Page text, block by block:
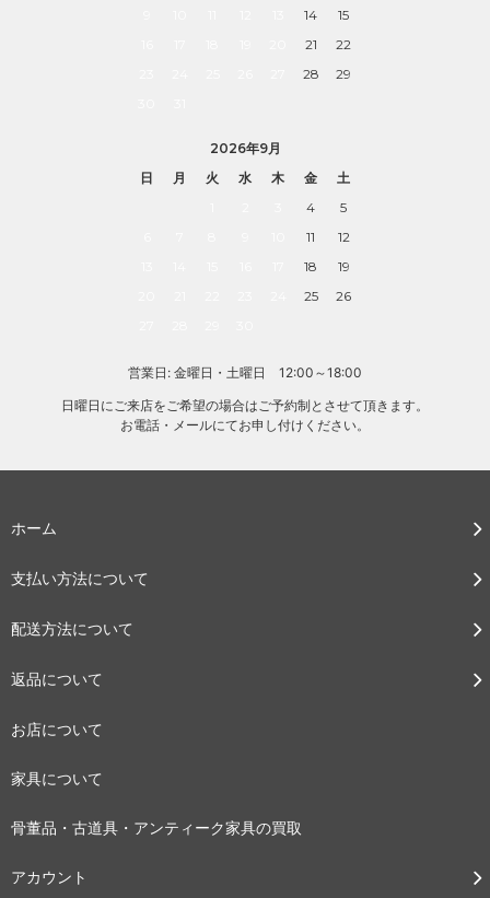
14
15
21
22
28
29
2026年9月
日
月 火 水 木 金
土
4
5
11
12
18
19
25
26
営業日: 金曜日・土曜日 12:00～18:00
日曜日にご来店をご希望の場合はご予約制とさせて頂きます。
お電話・メールにてお申し付けください。
ホーム
支払い方法について
配送方法について
返品について
お店について
家具について
骨董品・古道具・アンティーク家具の買取
アカウント